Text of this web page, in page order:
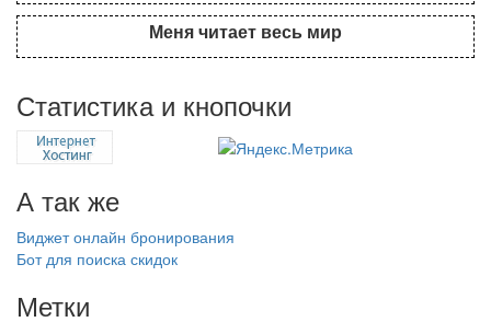
Меня читает весь мир
Статистика и кнопочки
А так же
Виджет онлайн бронирования
Бот для поиска скидок
Метки